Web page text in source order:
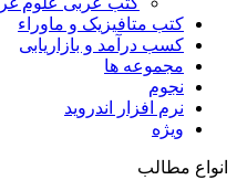
کتب متافیزیک و ماوراء
کسب درآمد و بازاریابی
مجموعه ها
نجوم
نرم افزار اندروید
ویژه
انواع مطالب